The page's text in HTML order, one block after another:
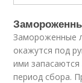
Замороженные
окажутся под
ими
период сбора.